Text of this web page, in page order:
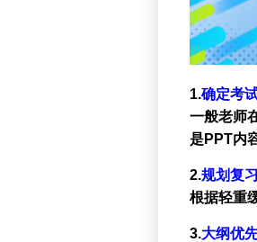
1.确定考
一般老师
是PPT内
2.规划复
根据轻重
3.大纲优